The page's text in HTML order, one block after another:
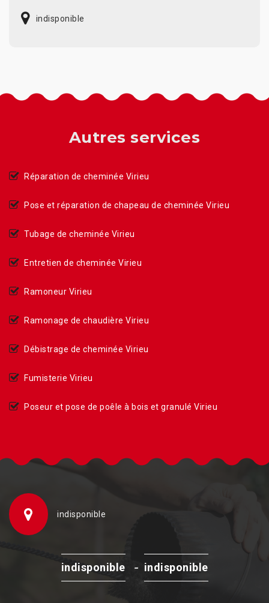
indisponible
Autres services
Réparation de cheminée Virieu
Pose et réparation de chapeau de cheminée Virieu
Tubage de cheminée Virieu
Entretien de cheminée Virieu
Ramoneur Virieu
Ramonage de chaudière Virieu
Débistrage de cheminée Virieu
Fumisterie Virieu
Poseur et pose de poêle à bois et granulé Virieu
indisponible
indisponible - indisponible